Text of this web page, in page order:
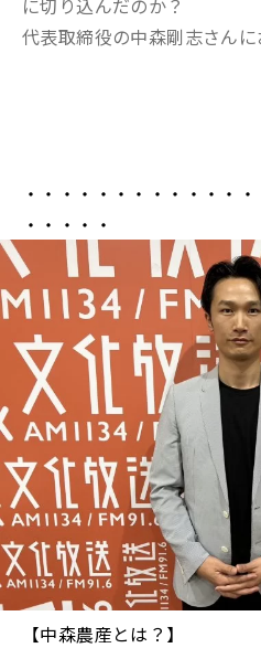
に切り込んだのか？
代表取締役の中森剛志さんに
・・・・・・・・・・・・
・・・・・
【中森農産とは？】